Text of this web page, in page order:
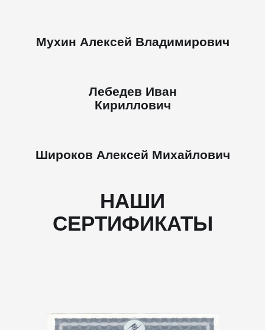
Мухин Алексей Владимирович
Лебедев Иван
Кириллович
Широков Алексей Михайлович
НАШИ
СЕРТИФИКАТЫ